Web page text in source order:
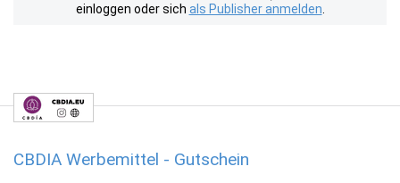
einloggen oder sich als Publisher anmelden
CBDIA Werbemittel - Gutschein